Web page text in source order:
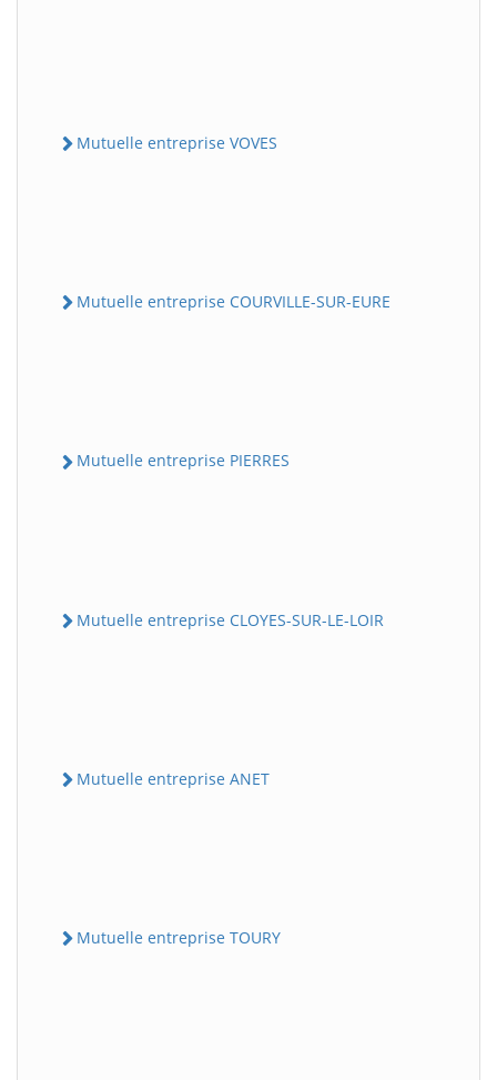
Mutuelle entreprise VOVES
Mutuelle entreprise COURVILLE-SUR-EURE
Mutuelle entreprise PIERRES
Mutuelle entreprise CLOYES-SUR-LE-LOIR
Mutuelle entreprise ANET
Mutuelle entreprise TOURY